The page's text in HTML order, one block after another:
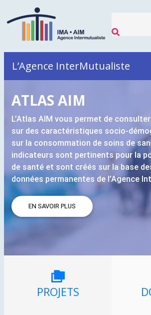
L’Agence InterMutualiste
ATLAS AIM
L’Atlas AIM vous permet de
sur des caractéristiques socio-
sur la consommation de soins de
indicateurs sont pertinents pour la
de santé et sont créés sur la base
données permanentes de l’Agence
EN SAVOIR PLUS
PROJETS